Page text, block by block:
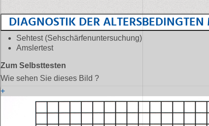
DIAGNOSTIK DER
Sehtest (Sehschärfenuntersuchung)
Amslertest
Zum Selbsttesten
Wie sehen Sie dieses Bild ?
+